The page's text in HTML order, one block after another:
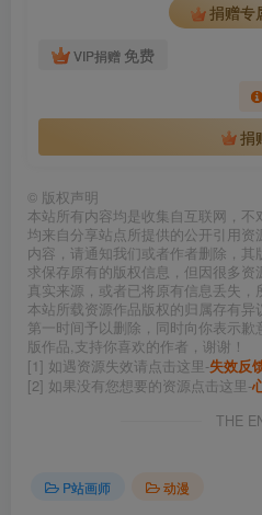
捐赠专
VIP捐赠 免费
捐
© 版权声明
本站所有内容均是收集自互联网，不
均来自分享站点所提供的公开引用
内容，请通知我们或者作者删除，
求保存原有的版权信息，但因很多
真实来源，或者已将原有信息丢失
本站所载资源作品版权的归属存有异
第一时间予以删除，同时向你表示
版作品,支持你喜欢的作者，谢谢！
[1] 如遇资源失效请点击这里-失效反
[2] 如果没有您想要的资源点击这里-
THE
P站画师 动漫